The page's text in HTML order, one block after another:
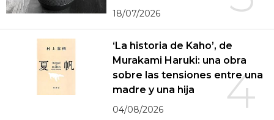
18/07/2026
4
‘La historia de Kaho’, de
Murakami Haruki: una obra
sobre las tensiones entre una
madre y una hija
04/08/2026